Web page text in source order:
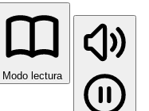
Modo lectura